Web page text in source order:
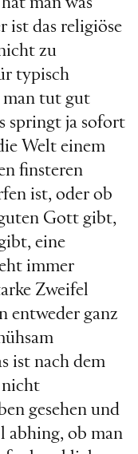
ist das religiöse
zu
typisch
man tut gut
springt ja sofort
Welt einem
finsteren
ist, oder ob
Gott gibt,
eine
immer
Zweifel
entweder ganz
ist nach dem
nicht
gesehen und
abhing, ob man